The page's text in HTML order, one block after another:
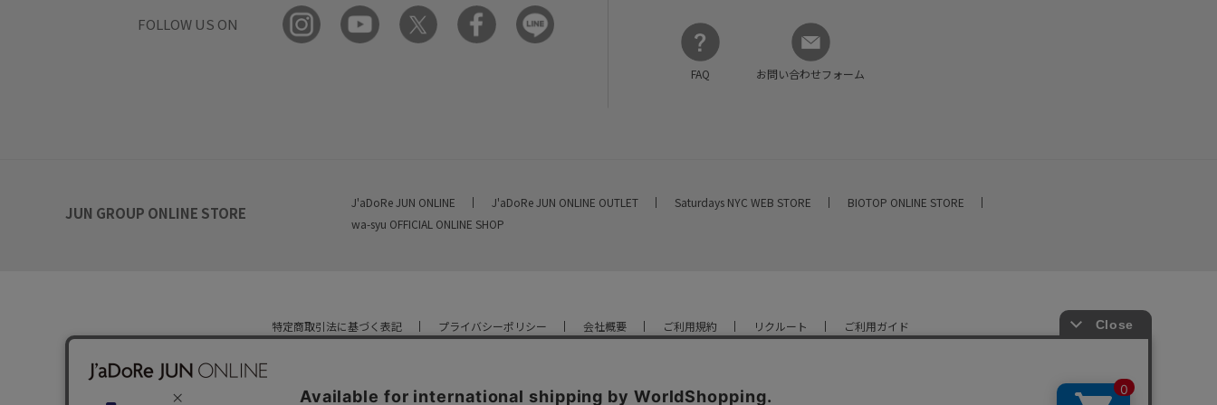
FOLLOW US ON
FAQ お問い合わせフォーム
JUN GROUP ONLINE STORE
J'aDoRe JUN ONLINE J'aDoRe JUN ONLINE OUTLET Saturdays NYC WEB STORE
BIOTOP ONLINE STORE
wa-syu OFFICIAL ONLINE SHOP
特定商取引法に基づく表記 プライバシーポリシー 会社概要 ご利用規約 リクルート ご利用ガイド